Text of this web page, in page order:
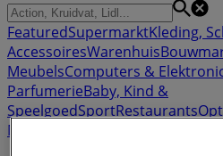
FeaturedSupermarktKleding,
AccessoiresWarenhuis
MeubelsComputers &
ParfumerieBaby, Kind &
SpeelgoedSportRestaurants
Muziek